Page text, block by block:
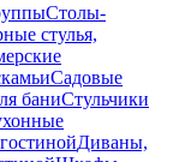
Столы-
стулья,
Садовые
баниСтульчики
Диваны,